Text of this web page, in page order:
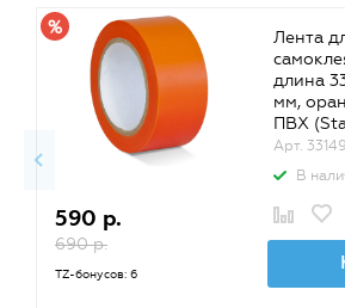
Лента
длина
мм,
ПВХ
Арт.
В
590 р.
690 р.
TZ-бонусов: 6